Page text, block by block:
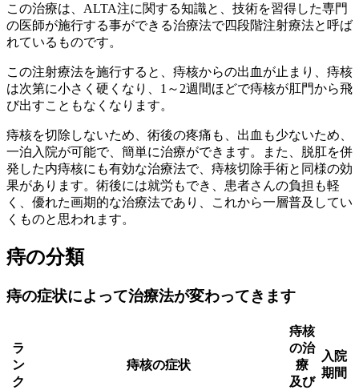
この治療は、ALTA注に関する知識と、技術を習得した専門
の医師が施行する事ができる治療法で四段階注射療法と呼ば
れているものです。
この注射療法を施行すると、痔核からの出血が止まり、痔核
は次第に小さく硬くなり、1～2週間ほどで痔核が肛門から飛
び出すこともなくなります。
痔核を切除しないため、術後の疼痛も、出血も少ないため、
一泊入院が可能で、簡単に治療ができます。また、脱肛を併
発した内痔核にも有効な治療法で、痔核切除手術と同様の効
果があります。術後には就労もでき、患者さんの負担も軽
く、優れた画期的な治療法であり、これから一層普及してい
くものと思われます。
痔の分類
痔の症状によって治療法が変わってきます
ラ
ン
ク
痔核の症状
痔核
の治
療
及び
入院
期間